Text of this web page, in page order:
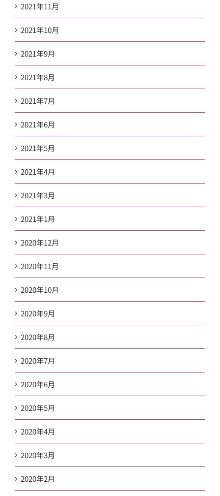
2021年11月
2021年10月
2021年9月
2021年8月
2021年7月
2021年6月
2021年5月
2021年4月
2021年3月
2021年1月
2020年12月
2020年11月
2020年10月
2020年9月
2020年8月
2020年7月
2020年6月
2020年5月
2020年4月
2020年3月
2020年2月